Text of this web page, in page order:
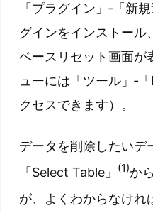
「プラグイン」‐「新
グインをインストール
ベースリセット画面が
ューには「ツール」‐
クセスできます）。
データを削除したいデ
「Select Table」
(1)か
が、よくわからなけれ